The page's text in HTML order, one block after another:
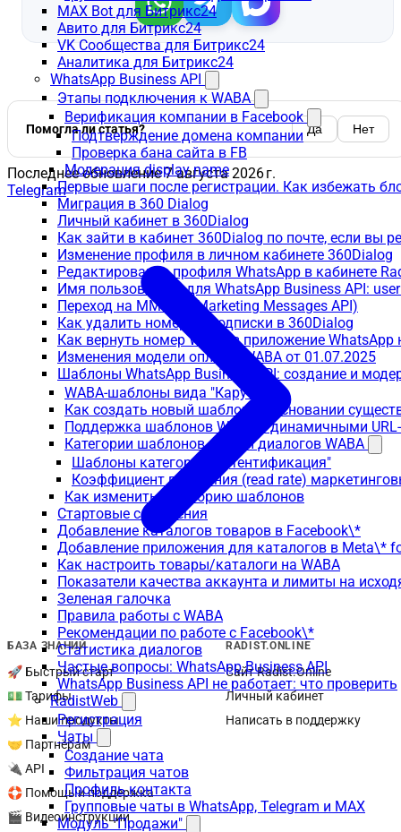
MAX Bot для Битрикс24
Авито для Битрикс24
VK Сообщества для Битрикс24
Аналитика для Битрикс24
WhatsApp Business API
Этапы подключения к WABA
Верификация компании в Facebook
Подтверждение домена компании
Проверка бана сайта в FB
Модерация display name
Первые шаги после регистрации. Как избежать
Миграция в 360 Dialog
Личный кабинет в 360Dialog
Как зайти в кабинет 360Dialog по почте, если вы
Изменение профиля в личном кабинете 360Dialog
Редактирование профиля WhatsApp в кабинете
Имя пользователя для WhatsApp Business API:
Переход на MM Lite (Marketing Messages API)
Как удалить номер из подписки в 360Dialog
Как вернуть номер WABA в приложение WhatsApp
Изменения модели оплаты WABA от 01.07.2025
Шаблоны WhatsApp Business API: создание и
WABA-шаблоны вида "Карусель"
Как создать новый шаблон на основании
Поддержка шаблонов WABA с динамичными
Категории шаблонов и типы диалогов WABA
Шаблоны категории "Аутентификация"
Коэффициент прочтения (read rate)
Как изменить категорию шаблонов
Стартовые сообщения
Добавление каталогов товаров в Facebook\*
Добавление приложения для каталогов в Meta\*
Как настроить товары/каталоги на WABA
Показатели качества аккаунта и лимиты на
Зеленая галочка
Правила работы с WABA
Рекомендации по работе с Facebook\*
Статистика диалогов
Частые вопросы: WhatsApp Business API
WhatsApp Business API не работает: что проверить
RadistWeb
Регистрация
Чаты
Создание чата
Фильтрация чатов
Профиль контакта
Групповые чаты в WhatsApp, Telegram и MAX
Модуль "Продажи"
Помогла ли статья? Да Нет
Последнее обновление7 августа 2026 г.
Telegram
БАЗА ЗНАНИЙ
🚀 Быстрый старт
💵 Тарифы
⭐ Наши продукты
🤝 Партнёрам
🔌 API
🛟 Помощь и поддержка
🎬 Видеоинструкции
RADIST.ONLINE
Сайт Radist.Online
Личный кабинет
Написать в поддержку